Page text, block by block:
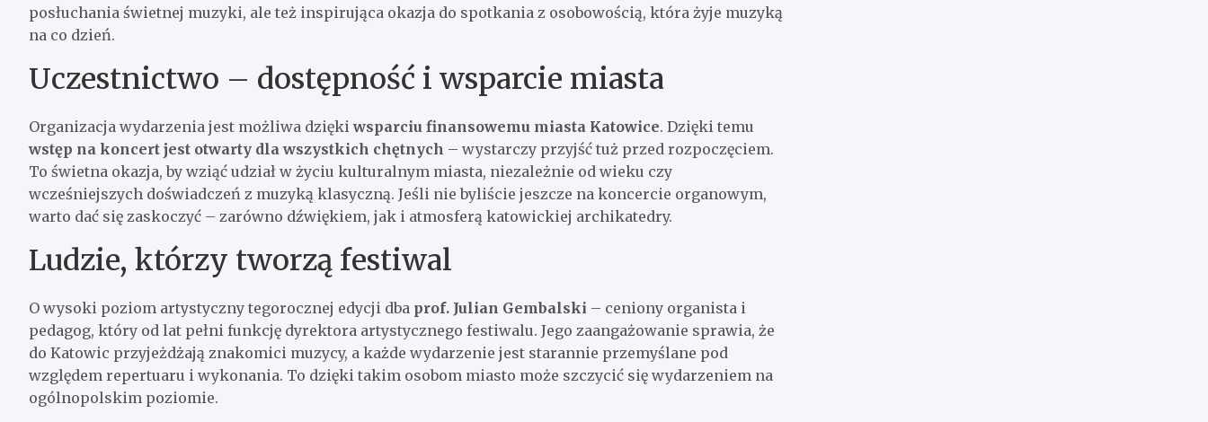
posłuchania świetnej muzyki, ale też inspirująca okazja do spotkania z osobowością, która żyje muzyką
na co dzień.
Uczestnictwo – dostępność i wsparcie miasta
Organizacja wydarzenia jest możliwa dziękiwsparciu finansowemu miasta Katowice. Dzięki temu
wstęp na koncert jest otwarty dla wszystkich chętnych – wystarczy przyjść tuż przed rozpoczęciem.
To świetna okazja, by wziąć udział w życiu kulturalnym miasta, niezależnie od wieku czy
wcześniejszych doświadczeń z muzyką klasyczną. Jeśli nie byliście jeszcze na koncercie organowym,
warto dać się zaskoczyć – zarówno dźwiękiem, jak i atmosferą katowickiej archikatedry.
Ludzie, którzy tworzą festiwal
O wysoki poziom artystyczny tegorocznej edycji dba prof. Julian Gembalski – ceniony organista i
pedagog, który od lat pełni funkcję dyrektora artystycznego festiwalu. Jego zaangażowanie sprawia, że
do Katowic przyjeżdżają znakomici muzycy, a każde wydarzenie jest starannie przemyślane pod
względem repertuaru i wykonania. To dzięki takim osobom miasto może szczycić się wydarzeniem na
ogólnopolskim poziomie.